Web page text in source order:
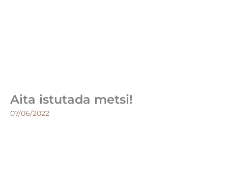
Aita istutada metsi!
07/06/2022